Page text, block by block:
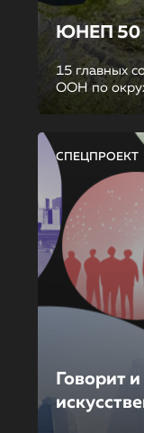
ЮНЕП 50
15 главных
ООН по
СПЕЦПРОЕКТ
Говорит